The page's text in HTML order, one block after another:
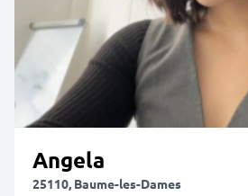
Angela
25110, Baume-les-Dames